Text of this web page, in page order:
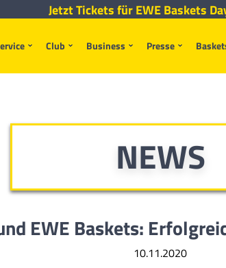
Club Business Presse
Jetzt Tickets für EWE Baskets
NEWS
EWE Baskets:
10.11.2020